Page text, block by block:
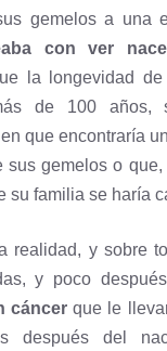
gemelos a una
con ver
la longevidad
de 100 años,
que encontraría
sus gemelos o
su familia se haría
realidad, y sobre
y poco
cáncer que le
después del